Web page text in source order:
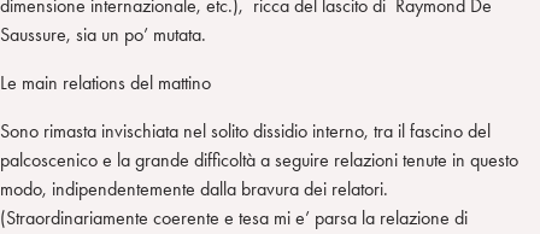
dimensione internazionale, etc.), ricca del lascito di Raymond De
Saussure, sia un po’ mutata.
Le main relations del mattino
Sono rimasta invischiata nel solito dissidio interno, tra il fascino del
palcoscenico e la grande difficoltà a seguire relazioni tenute in questo
modo, indipendentemente dalla bravura dei relatori.
(Straordinariamente coerente e tesa mi e’ parsa la relazione di